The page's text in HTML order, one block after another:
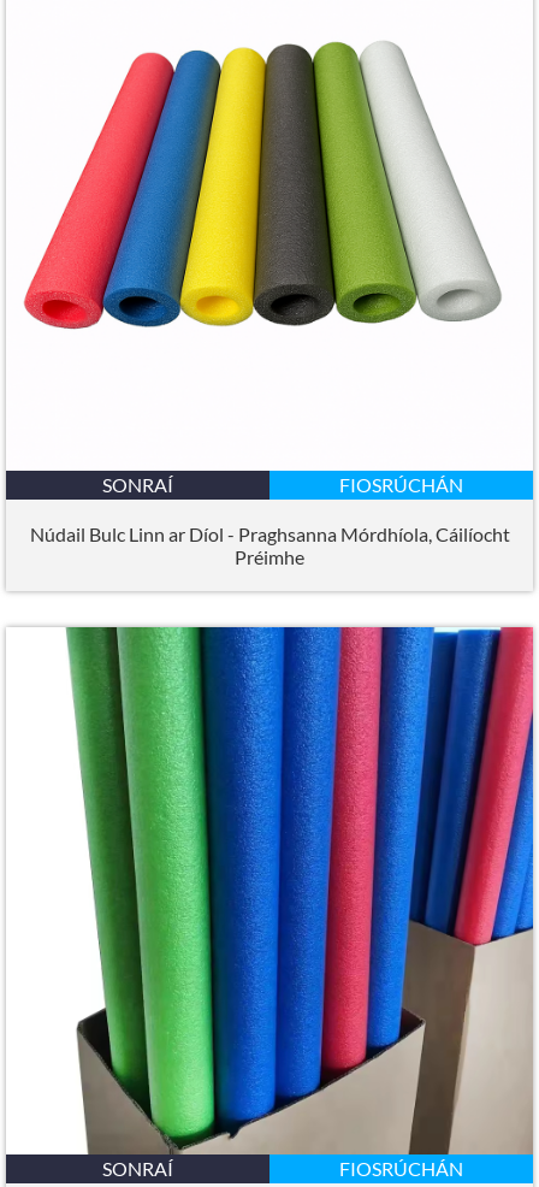
SONRAÍ FIOSRÚCHÁN
Núdail Bulc Linn ar Díol - Praghsanna Mórdhíola, Cáilíocht
Préimhe
SONRAÍ
FIOSRÚCHÁN